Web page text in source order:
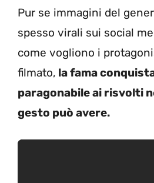
Pur se immagini del
spesso virali sui social
come vogliono i
filmato, la fama
paragonabile ai risvolti
gesto può avere.